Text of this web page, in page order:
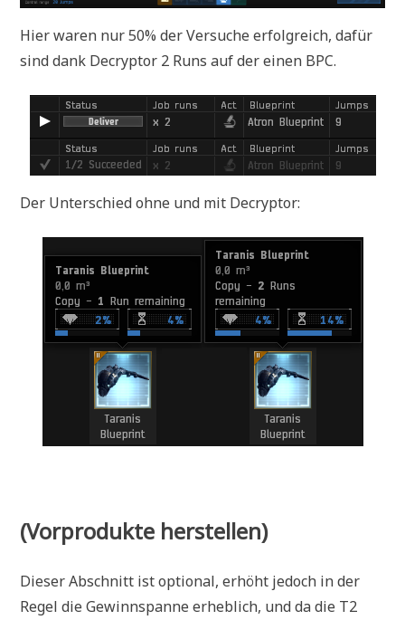
Hier waren nur 50% der Versuche erfolgreich, dafür
sind dank Decryptor 2 Runs auf der einen BPC.
Der Unterschied ohne und mit Decryptor:
(Vorprodukte herstellen)
Dieser Abschnitt ist optional, erhöht jedoch in der
Regel die Gewinnspanne erheblich, und da die T2